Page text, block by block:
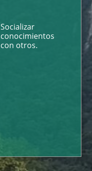
Socializar
conocimientos
con otros.